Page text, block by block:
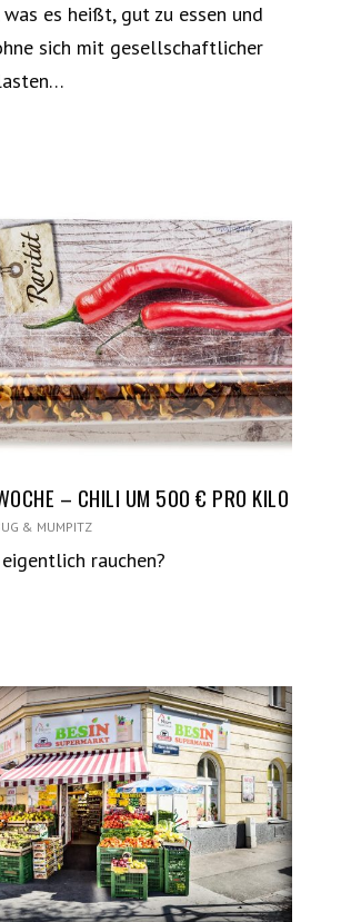
es heißt, gut zu essen und
sich mit gesellschaftlicher
– CHILI UM 500 € PRO KILO
& MUMPITZ
rauchen?